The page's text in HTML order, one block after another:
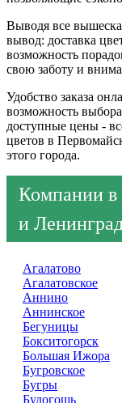
Выводя все
вывод: доставка
возможность
свою заботу и
Удобство заказа
возможность
доступные цены -
цветов в
этого города.
Компании в
и
Агалатово
Агалатовское
Аннино
Аннинское
Бегуницы
Бокситогорск
Большая Ижора
Бугровское
Бугры
Будогощь